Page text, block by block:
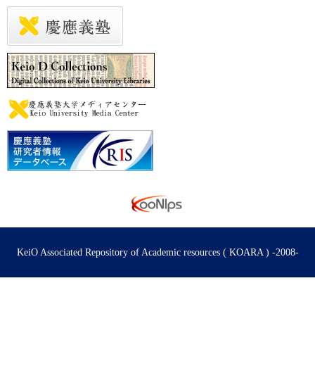
KeiO Associated Repository of Academic resources ( KOARA ) -2008-